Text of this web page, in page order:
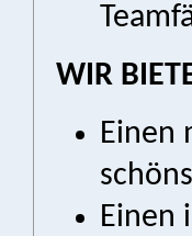
WIR
Einen
Einen